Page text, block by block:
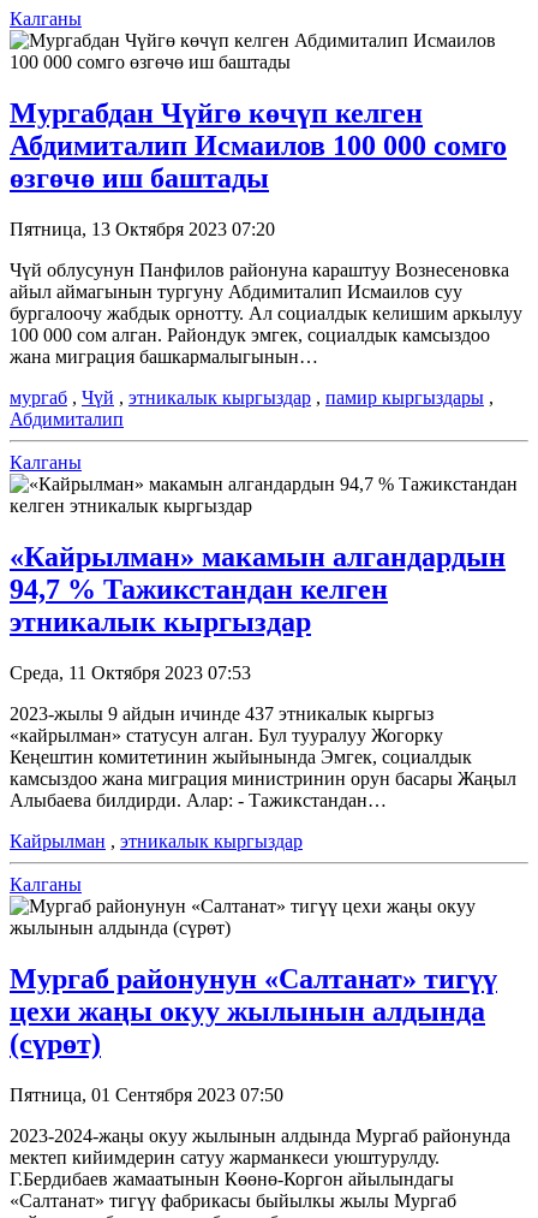
Калганы
Мургабдан Чүйгө көчүп келген
Абдимиталип Исмаилов 100 000 сомго
өзгөчө иш баштады
Пятница, 13 Октября 2023 07:20
Чүй облусунун Панфилов районуна караштуу Вознесеновка
айыл аймагынын тургуну Абдимиталип Исмаилов суу
бургалоочу жабдык орнотту. Ал социалдык келишим аркылуу
100 000 сом алган. Райондук эмгек, социалдык камсыздоо
жана миграция башкармалыгынын…
мургаб , Чүй , этникалык кыргыздар , памир кыргыздары ,
Абдимиталип
Калганы
«Кайрылман» макамын алгандардын
94,7 % Тажикстандан келген
этникалык кыргыздар
Среда, 11 Октября 2023 07:53
2023-жылы 9 айдын ичинде 437 этникалык кыргыз
«кайрылман» статусун алган. Бул тууралуу Жогорку
Кеңештин комитетинин жыйынында Эмгек, социалдык
камсыздоо жана миграция министринин орун басары Жаңыл
Алыбаева билдирди. Алар: - Тажикстандан…
Кайрылман , этникалык кыргыздар
Калганы
Мургаб районунун «Салтанат» тигүү
цехи жаңы окуу жылынын алдында
(сүрөт)
Пятница, 01 Сентября 2023 07:50
2023-2024-жаңы окуу жылынын алдында Мургаб районунда
мектеп кийимдерин сатуу жарманкеси уюштурулду.
Г.Бердибаев жамаатынын Көөнө-Коргон айылындагы
«Салтанат» тигүү фабрикасы быйылкы жылы Мургаб